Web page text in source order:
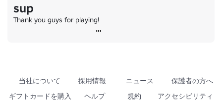
sup
Thank you guys for playing!
当社について 採用情報 ニュース
保護者の方へ
ギフトカードを購入
ヘルプ 規約
アクセシビリティ